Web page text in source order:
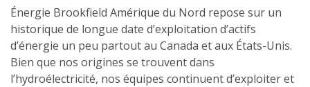
Énergie Brookfield Amérique du Nord repose sur un
historique de longue date d’exploitation d’actifs
d’énergie un peu partout au Canada et aux États-Unis.
Bien que nos origines se trouvent dans
l’hydroélectricité, nos équipes continuent d’exploiter et